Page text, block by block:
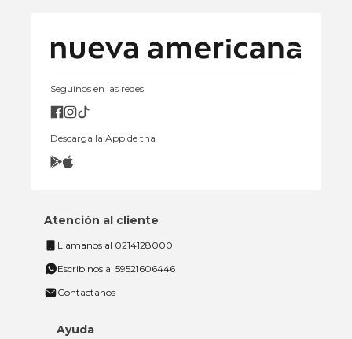
Seguinos en las redes
Descarga la App de tna
Atención al cliente
Llamanos al 0214128000
Escribinos al 59521606446
Contactanos
Ayuda